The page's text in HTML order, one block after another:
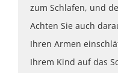
zum Schlafen, und
Achten Sie auch
Ihren Armen
Ihrem Kind auf das